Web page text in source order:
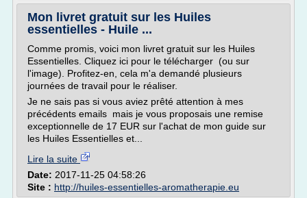
Mon livret gratuit sur les Huiles
essentielles - Huile ...
Comme promis, voici mon livret gratuit sur les Huiles
Essentielles. Cliquez ici pour le télécharger (ou sur
l'image). Profitez-en, cela m'a demandé plusieurs
journées de travail pour le réaliser.
Je ne sais pas si vous aviez prêté attention à mes
précédents emails mais je vous proposais une remise
exceptionnelle de 17 EUR sur l'achat de mon guide sur
les Huiles Essentielles et...
Lire la suite
Date: 2017-11-25 04:58:26
Site : http://huiles-essentielles-aromatherapie.eu